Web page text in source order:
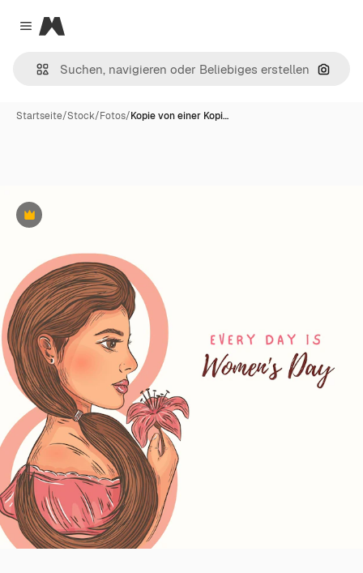
Close menu
Magnific
Nach
Startseite/Stock/Fotos/Kopie von einer Kopi…
Premium